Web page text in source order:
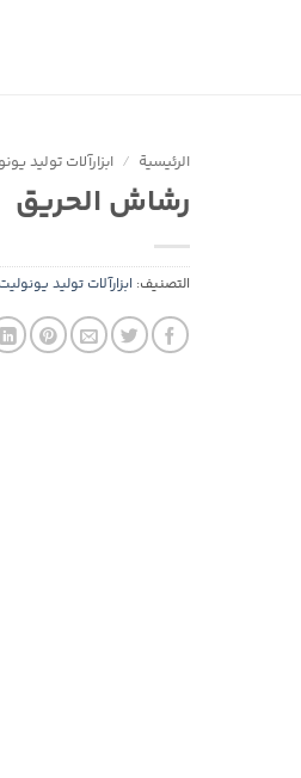
الرئيسية / ابزارآلات تولید
رشاش الحريق
التصنيف: ابزارآلات تولید